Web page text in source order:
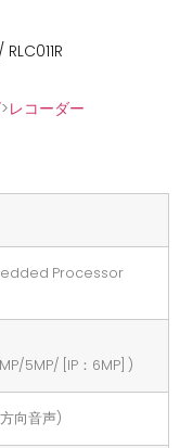
>レコーダー
Processor
5MP/ [IP：6MP] )
向音声)